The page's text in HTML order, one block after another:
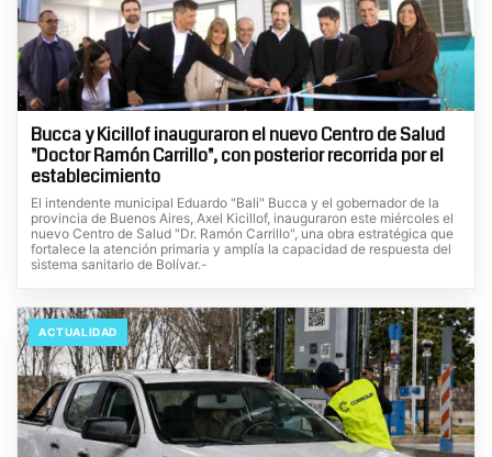
Bucca y Kicillof inauguraron el nuevo Centro de Salud
"Doctor Ramón Carrillo", con posterior recorrida por el
establecimiento
El intendente municipal Eduardo "Bali" Bucca y el gobernador de la
provincia de Buenos Aires, Axel Kicillof, inauguraron este miércoles el
nuevo Centro de Salud "Dr. Ramón Carrillo", una obra estratégica que
fortalece la atención primaria y amplía la capacidad de respuesta del
sistema sanitario de Bolívar.-
ACTUALIDAD